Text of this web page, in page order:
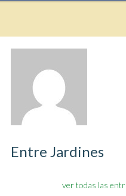
Entre Jardines
ver todas las